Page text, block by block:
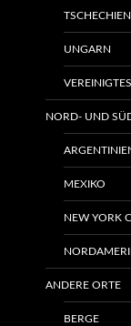
UNGARN
NORD- UND
MEXIKO
NEW YORK
ANDERE ORTE
BERGE